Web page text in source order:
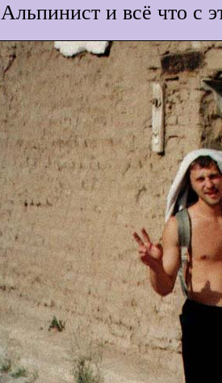
Альпинист и всё что с